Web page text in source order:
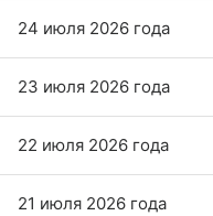
24 июля 2026 года
23 июля 2026 года
22 июля 2026 года
21 июля 2026 года